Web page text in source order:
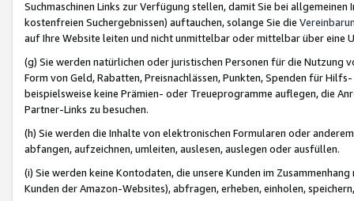
Suchmaschinen Links zur Verfügung stellen, damit Sie bei
kostenfreien Suchergebnissen) auftauchen, solange Sie die
auf Ihre Website leiten und nicht unmittelbar oder mittelbar über eine
(g) Sie werden natürlichen oder juristischen Personen für die Nutzung
Form von Geld, Rabatten, Preisnachlässen, Punkten, Spenden für
beispielsweise keine Prämien- oder Treueprogramme auflegen, die
Partner-Links zu besuchen.
(h) Sie werden die Inhalte von elektronischen Formularen oder
abfangen, aufzeichnen, umleiten, auslesen, auslegen oder ausfüllen.
(i) Sie werden keine Kontodaten, die unsere Kunden im
Kunden der Amazon-Websites), abfragen, erheben, einholen,